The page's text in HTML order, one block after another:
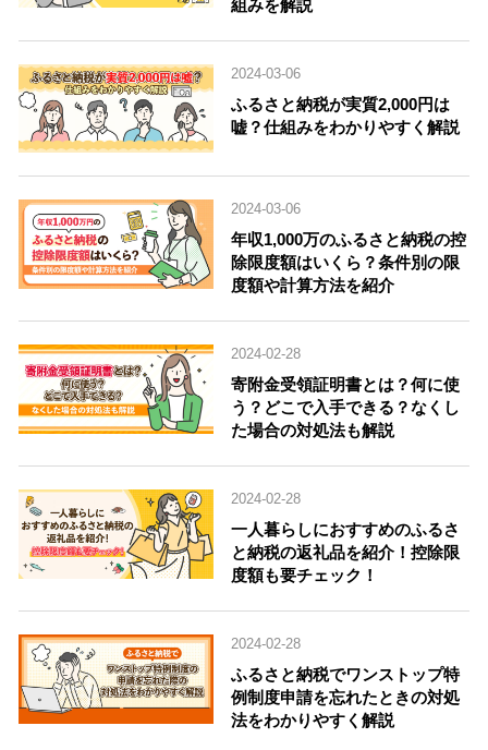
組みを解説
2024-03-06
ふるさと納税が実質2,000円は
嘘？仕組みをわかりやすく解説
2024-03-06
年収1,000万のふるさと納税の控
除限度額はいくら？条件別の限
度額や計算方法を紹介
2024-02-28
寄附金受領証明書とは？何に使
う？どこで入手できる？なくし
た場合の対処法も解説
2024-02-28
一人暮らしにおすすめのふるさ
と納税の返礼品を紹介！控除限
度額も要チェック！
2024-02-28
ふるさと納税でワンストップ特
例制度申請を忘れたときの対処
法をわかりやすく解説